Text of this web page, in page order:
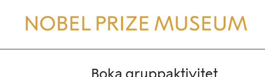
Boka gruppaktivitet